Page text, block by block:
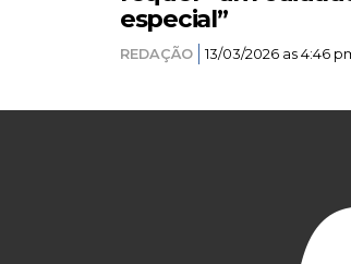
especial”
REDAÇÃO 13/03/2026 as 4:46